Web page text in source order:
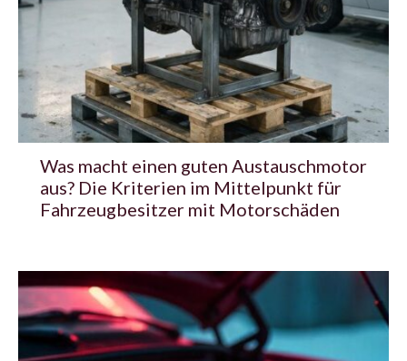
Was macht einen guten Austauschmotor
aus? Die Kriterien im Mittelpunkt für
Fahrzeugbesitzer mit Motorschäden